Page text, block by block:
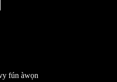
fún àwọn